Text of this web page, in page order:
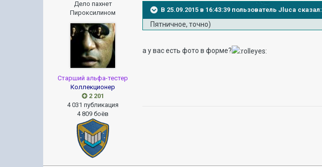
Дело пахнет
Пироксилином
Старший альфа-тестер
Коллекционер
2 201
4 031 публикация
4 809 боёв
В 25.09.2015 в 16:43:39 пользователь Jluca сказал:
Пятничное, точно)
а у вас есть фото в форме?